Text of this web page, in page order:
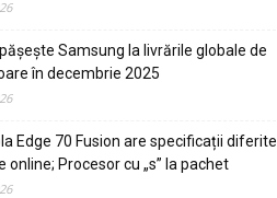
Samsung la livrările globale de
în decembrie 2025
Edge 70 Fusion are specificații diferite
online; Procesor cu „s” la pachet